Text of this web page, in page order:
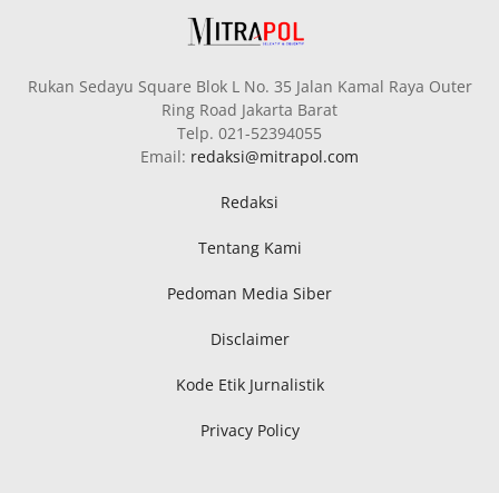
Rukan Sedayu Square Blok L No. 35 Jalan Kamal Raya Outer
Ring Road Jakarta Barat
Telp. 021-52394055
Email: redaksi@mitrapol.com
Redaksi
Tentang Kami
Pedoman Media Siber
Disclaimer
Kode Etik Jurnalistik
Privacy Policy